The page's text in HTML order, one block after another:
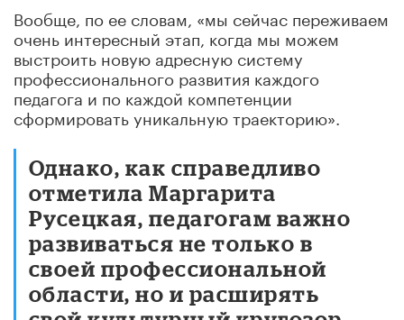
Вообще, по ее словам, «мы сейчас переживаем
очень интересный этап, когда мы можем
выстроить новую адресную систему
профессионального развития каждого
педагога и по каждой компетенции
сформировать уникальную траекторию».
Однако, как справедливо
отметила Маргарита
Русецкая, педагогам важно
развиваться не только в
своей профессиональной
области, но и расширять